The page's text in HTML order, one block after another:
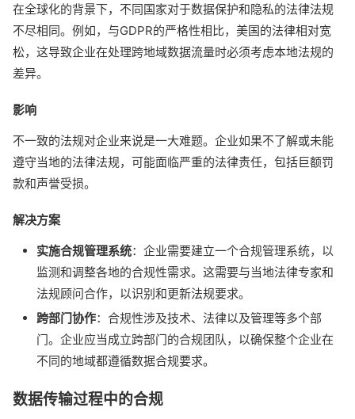
在全球化的背景下，不同国家对于数据保护和隐私的法律法规
不尽相同。例如，与GDPR的严格性相比，美国的法律相对宽
松，这导致企业在处理跨地域数据流量时必须考虑本地法规的
差异。
影响
不一致的法规对企业来说是一大难题。企业如果不了解或未能
遵守当地的法律法规，可能面临严重的法律责任，包括巨额罚
款和声誉受损。
解决方案
实施合规管理系统：企业需要建立一个合规管理系统，以
监测和调整各地的合规性需求。这需要与当地法律专家和
法规顾问合作，以识别和更新法规要求。
跨部门协作：合规性涉及技术、法律以及管理等多个部
门。企业应当成立跨部门的合规团队，以确保整个企业在
不同的地域都遵循数据合规要求。
数据传输过程中的合规